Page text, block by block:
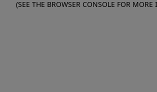
(SEE THE BROWSER CONSOLE FOR